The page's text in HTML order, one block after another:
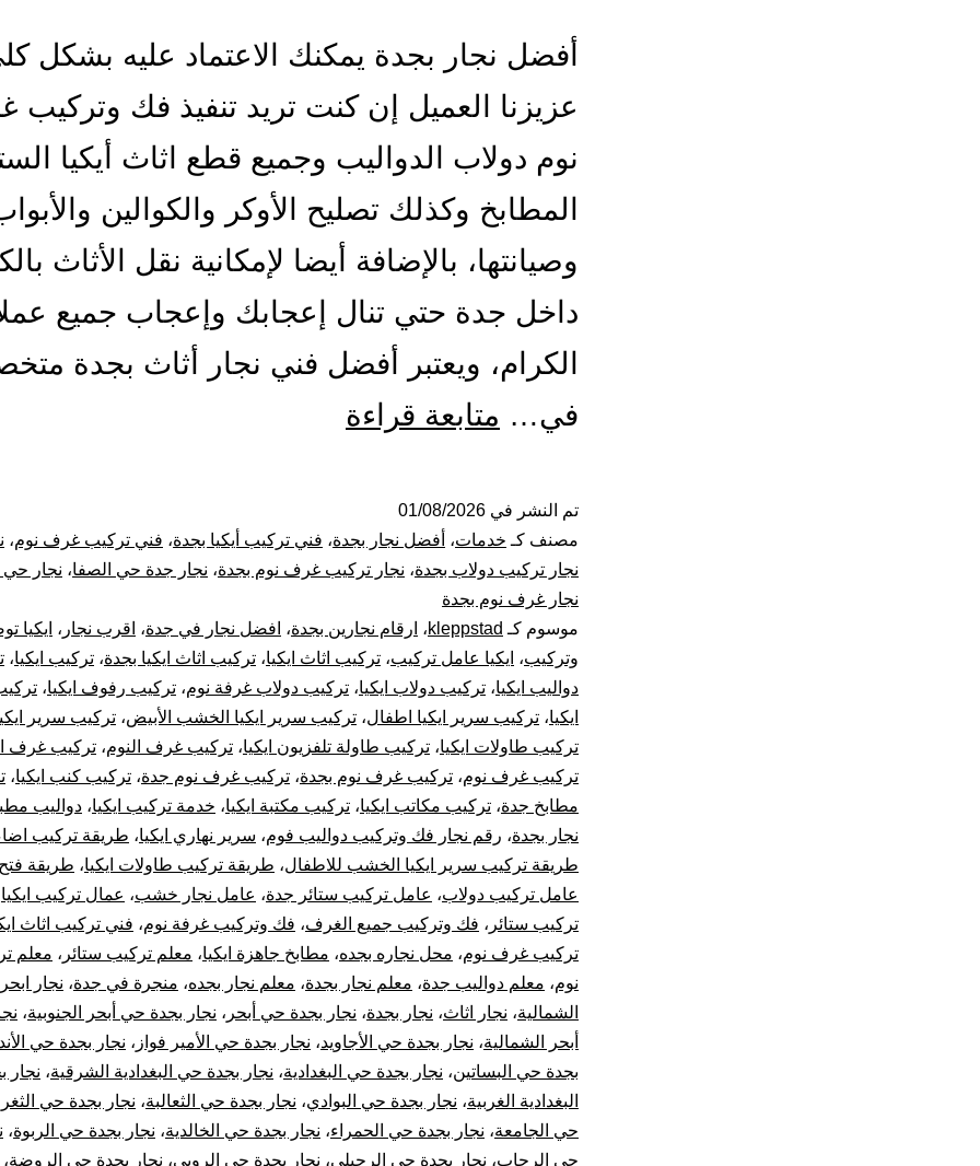
أفضل نجار بجدة يمكنك الاعتماد عليه بشكل
عزيزنا العميل إن كنت تريد تنفيذ فك وتركيب
نوم دولاب الدواليب وجميع قطع اثاث أيكيا
المطابخ وكذلك تصليح الأوكر والكوالين
وصيانتها، بالإضافة أيضا لإمكانية نقل الأثاث
داخل جدة حتي تنال إعجابك وإعجاب جميع
الكرام، ويعتبر أفضل فني نجار أثاث بجدة
في… متابعة قراءة
|
0001116964-
فك
وتركيب
غرف
دولاب
قطع
أثاث
أيكيا
صيانة
وإصلاح
الأبواب
تم النشر في 01/08/2026
مصنف كـ خدمات، أفضل نجار بجدة، فني تركيب أيكيا بجدة، فني تركيب غرف نوم،
نجار تركيب دولاب بجدة، نجار تركيب غرف نوم بجدة، نجار جدة حي الصفا، نجار حي
نجار غرف نوم بجدة
موسوم كـ kleppstad، ارقام نجارين بجدة، افضل نجار في جدة، اقرب نجار ، ايكيا
وتركيب، ايكيا عامل تركيب، تركيب اثاث ايكيا، تركيب اثاث ايكيا بجدة، تركيب ايكيا،
دواليب ايكيا، تركيب دولاب ايكيا، تركيب دولاب غرفة نوم، تركيب رفوف ايكيا،
ايكيا، تركيب سرير ايكيا اطفال، تركيب سرير ايكيا الخشب الأبيض، تركيب سرير
تركيب طاولات ايكيا، تركيب طاولة تلفزيون ايكيا، تركيب غرف النوم، تركيب غرف
تركيب غرف نوم، تركيب غرف نوم بجدة، تركيب غرف نوم جدة، تركيب كنب ايكيا،
مطابخ جدة، تركيب مكاتب ايكيا، تركيب مكتبة ايكيا، خدمة تركيب ايكيا، دواليب
نجار بجدة، رقم نجار فك وتركيب دواليب فوم، سرير نهاري ايكيا، طريقة تركيب
طريقة تركيب سرير ايكيا الخشب للاطفال، طريقة تركيب طاولات ايكيا، طريقة
عامل تركيب دولاب، عامل تركيب ستائر جدة، عامل نجار خشب، عمال تركيب ايكيا
تركيب ستائر ، فك وتركيب جميع الغرف، فك وتركيب غرفة نوم، فني تركيب اثاث
تركيب غرف نوم، محل نجاره بجده، مطابخ جاهزة ايكيا، معلم تركيب ستائر ، معلم
نوم، معلم دواليب جدة، معلم نجار بجدة، معلم نجار بجده، منجرة في جدة، نجار ابحر
الشمالية، نجار اثاث، نجار بجدة، نجار بجدة حي أبحر ، نجار بجدة حي أبحر الجنوبية،
أبحر الشمالية، نجار بجدة حي الأجاويد، نجار بجدة حي الأمير فواز ، نجار بجدة حي
بجدة حي البساتين، نجار بجدة حي البغدادية، نجار بجدة حي البغدادية الشرقية، نجار
البغدادية الغربية، نجار بجدة حي البوادي، نجار بجدة حي الثعالبة، نجار بجدة حي الثغر
حي الجامعة، نجار بجدة حي الحمراء، نجار بجدة حي الخالدية، نجار بجدة حي الربوة،
حي الرحاب، نجار بجدة حي الرحيلي، نجار بجدة حي الروبي، نجار بجدة حي الروضة،